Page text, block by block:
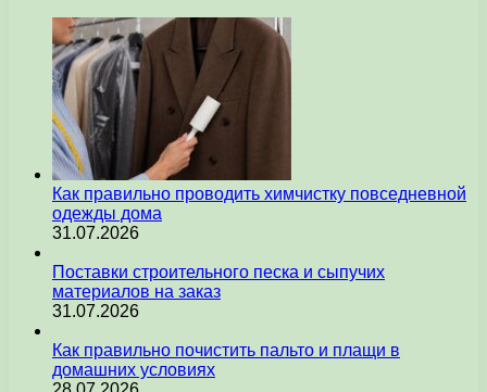
Как правильно проводить химчистку повседневной
одежды дома
31.07.2026
Поставки строительного песка и сыпучих
материалов на заказ
31.07.2026
Как правильно почистить пальто и плащи в
домашних условиях